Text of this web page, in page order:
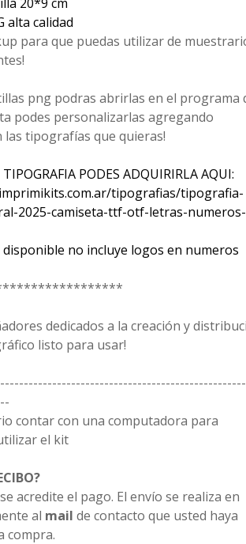
alta calidad
para que puedas utilizar de
png podras abrirlas en el programa
podes personalizarlas agregando
las tipografías que quieras!
PODES ADQUIRIRLA AQUI:
tipografias/tipografia-
2025-camiseta-ttf-otf-letras-numeros-
no incluye logos en numeros
dedicados a la creación y
listo para usar!
contar con una computadora para
el kit
acredite el pago. El envío se realiza en
al mail de contacto que usted haya
compra.